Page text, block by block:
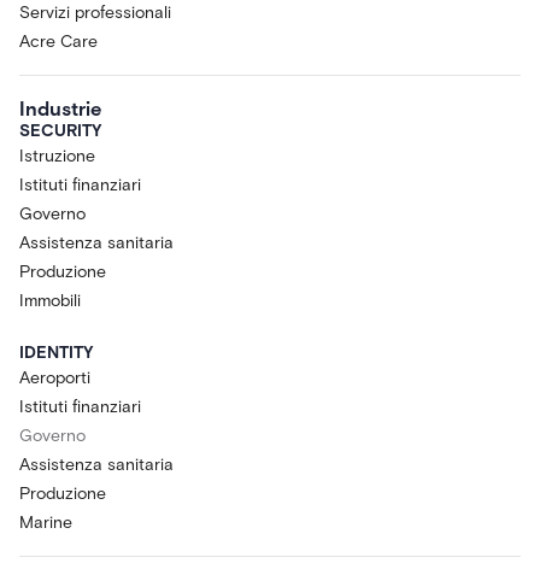
Servizi professionali
Acre Care
Industrie
SECURITY
Istruzione
Istituti finanziari
Governo
Assistenza sanitaria
Produzione
Immobili
IDENTITY
Aeroporti
Istituti finanziari
Governo
Assistenza sanitaria
Produzione
Marine